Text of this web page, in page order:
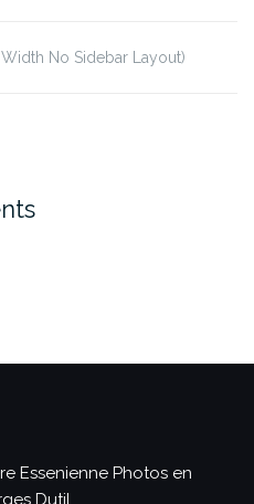
No Sidebar Layout)
Essenienne Photos en
Dutil